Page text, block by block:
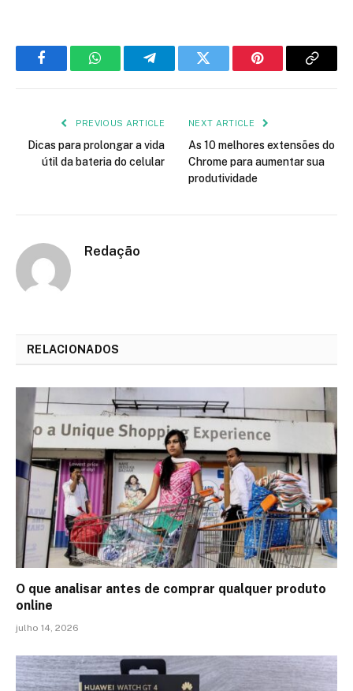
FacebookWhatsAppTelegramTwitter Pinterest Copy
PREVIOUS ARTICLE
Dicas para prolongar a vida
útil da bateria do celular
NEXT ARTICLE
As 10 melhores extensões do
Chrome para aumentar sua
produtividade
Redação
RELACIONADOS
O que analisar antes de comprar qualquer produto
online
julho 14, 2026